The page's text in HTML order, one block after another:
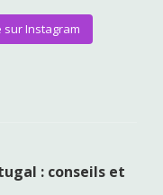
sur Instagram
: conseils et